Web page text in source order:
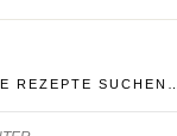
REZEPTE SUCHEN…